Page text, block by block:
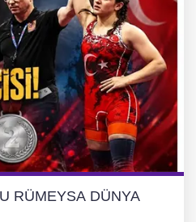
RÜMEYSA DÜNYA